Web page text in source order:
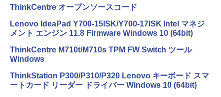
ThinkCentre オープンソースコード
Lenovo IdeaPad Y700-15ISK/Y700-17ISK Intel マネジ
メント エンジン 11.8 Firmware Windows 10 (64bit)
ThinkCentre M710t/M710s TPM FW Switch ツール
Windows
ThinkStation P300/P310/P320 Lenovo キーボード スマ
ートカード リーダー ドライバー Windows 10 (64bit)